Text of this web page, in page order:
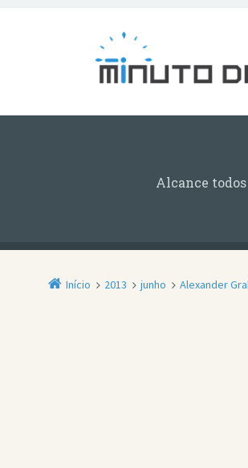
Alcance todos
Início 2013 junho Alexander